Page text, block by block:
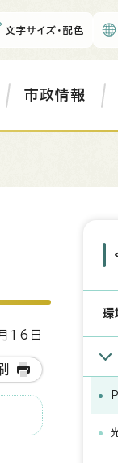
文字サイズ・配色
市政情報
16日
環